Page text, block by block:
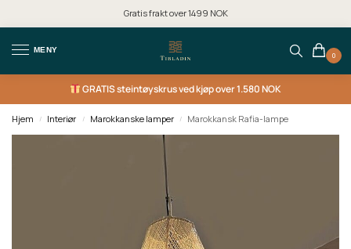
Gratis frakt over 1499 NOK
MENY
0
GRATISsteintøyskrus ved kjøp over 1.580 NOK
Hjem / Interiør / Marokkanske lamper / Marokkansk Rafia-lampe